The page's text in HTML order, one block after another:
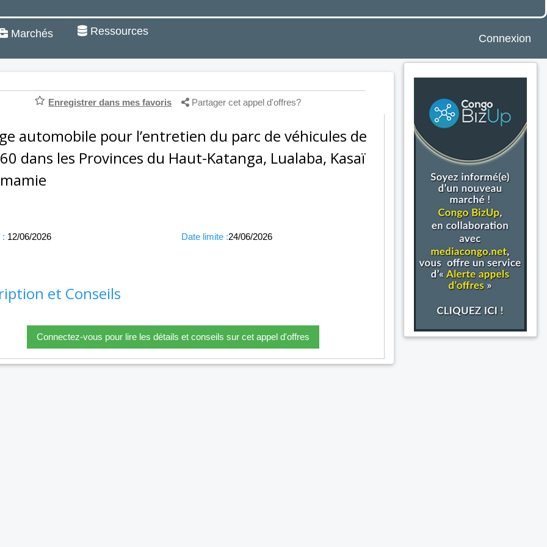
Marchés Ressources
Connexion
Enregistrer dans mes favoris Partager cet appel d'offres?
automobile pour l’entretien du parc de véhicules de
dans les Provinces du Haut-Katanga, Lualaba, Kasaï
: 12/06/2026 Date limite :24/06/2026
et Conseils
Connectez-vous pour lire les détails et conseils sur cet appel d'offres